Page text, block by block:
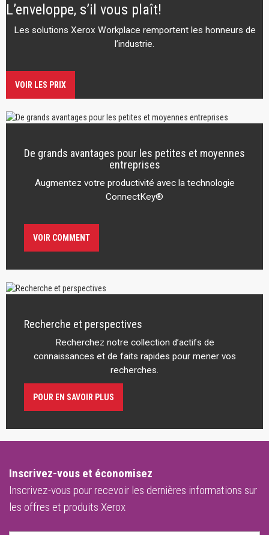
L’enveloppe, s’il vous plaît!
Les solutions Xerox Workplace remportent les honneurs de
l’industrie.
VOIR LES PRIX
De grands avantages pour les petites et moyennes
entreprises
Augmentez votre productivité avec la technologie
ConnectKey®
VOIR COMMENT
Recherche et perspectives
Recherchez notre collection d’actifs de
connaissances et de faits rapides pour mener vos
recherches.
POUR EN SAVOIR PLUS
Inscrivez-vous et économisez
Inscrivez-vous pour recevoir les dernières informations sur
les offres et produits Xerox